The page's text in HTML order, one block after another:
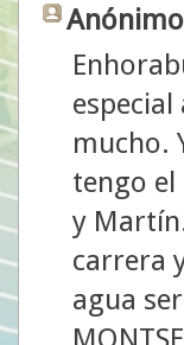
mucho.
tengo el
y
carrera
agua